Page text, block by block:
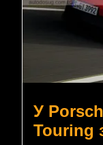
У
Touring